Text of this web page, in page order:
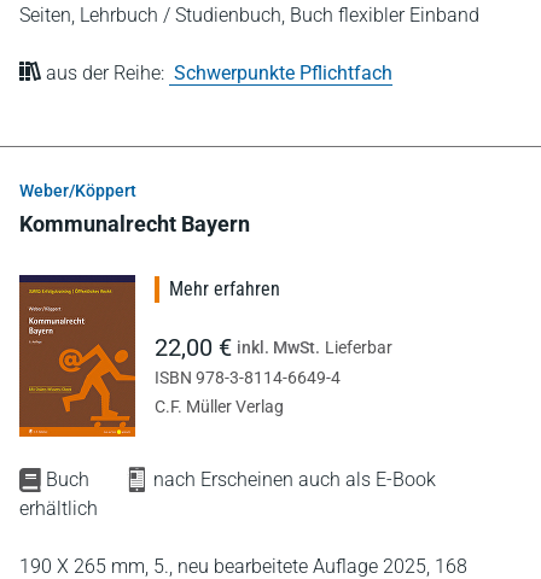
Seiten, Lehrbuch / Studienbuch, Buch flexibler Einband
aus der Reihe: Schwerpunkte Pflichtfach
Weber/Köppert
Kommunalrecht Bayern
Buch
nach Erscheinen auch als E-Book
erhältlich
190 X 265 mm, 5., neu bearbeitete Auflage 2025, 168
Mehr erfahren
22,00 € inkl. MwSt. Lieferbar
ISBN 978-3-8114-6649-4
C.F. Müller Verlag